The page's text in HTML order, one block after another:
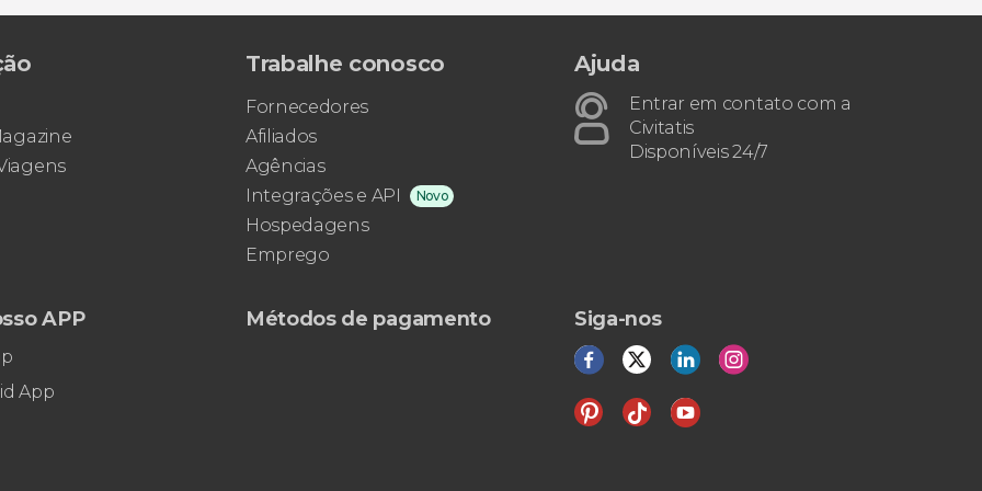
62 opiniões
4 opiniões
o palácio de Rundāle
Trabalhe conosco
Fornecedores
Afiliados
Agências
Integrações e API
Novo
Hospedagens
Emprego
Ajuda
Entrar em contato com a
Civitatis
Disponíveis 24/7
APP
App
Métodos de pagamento Siga-nos